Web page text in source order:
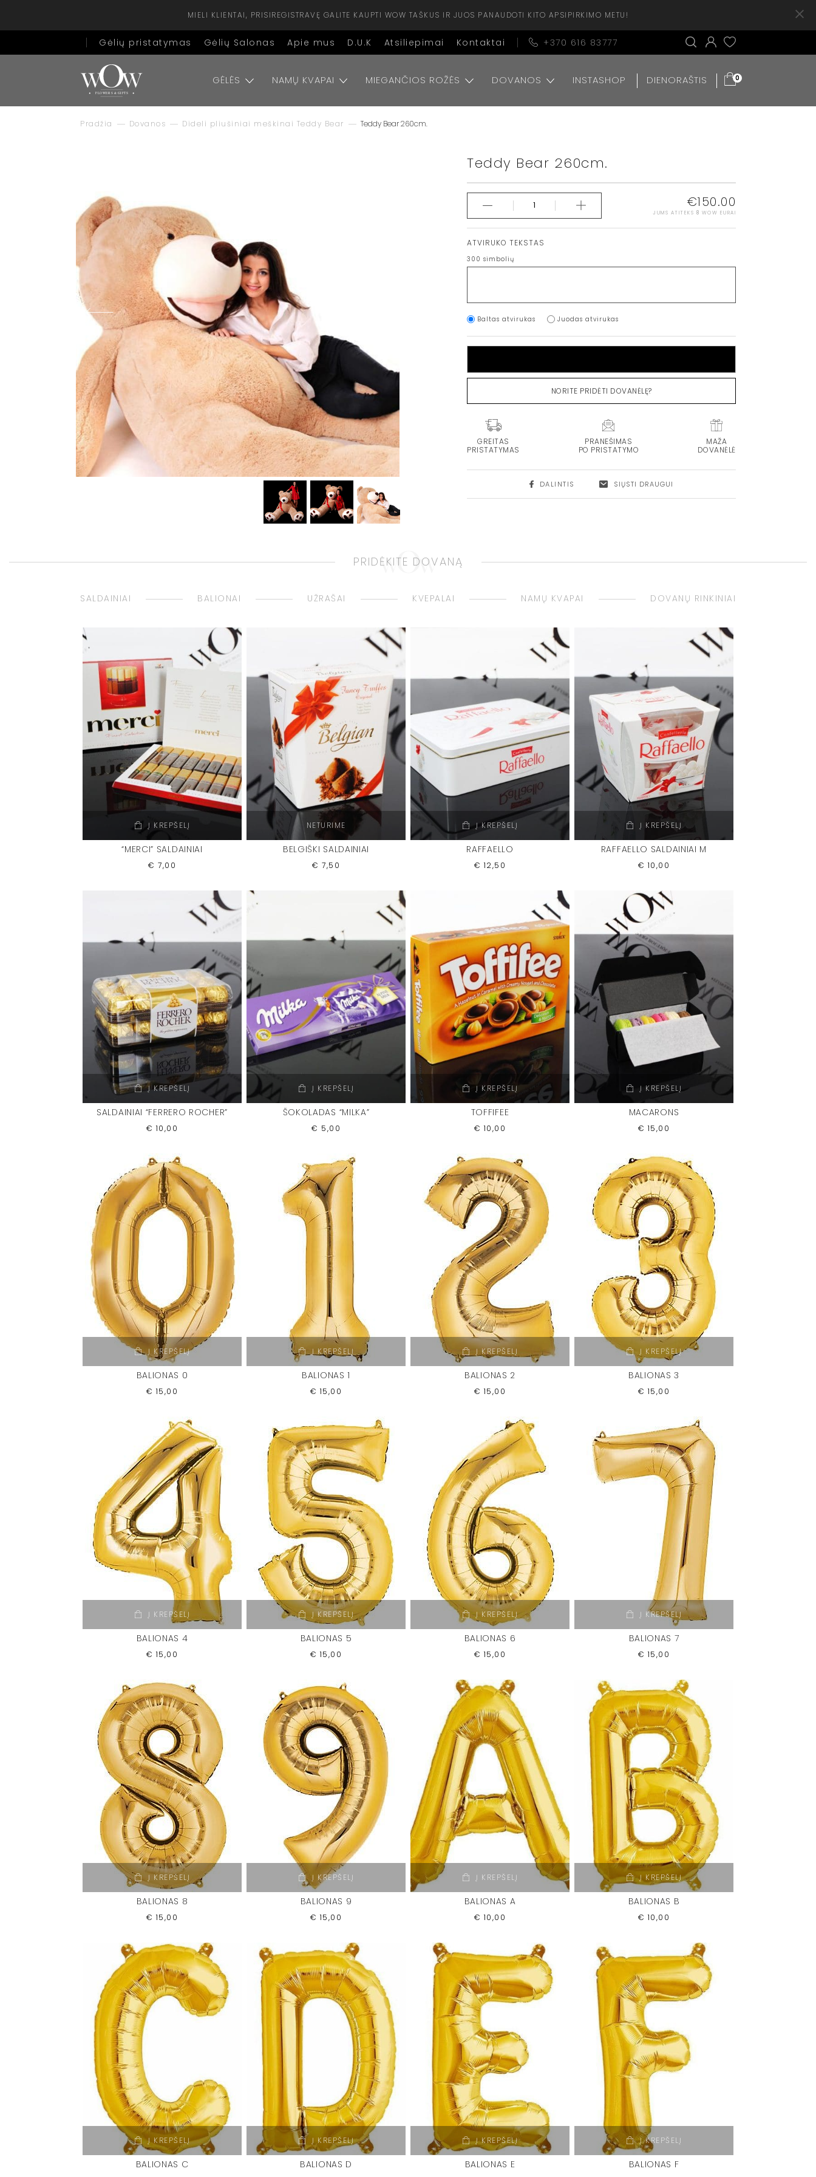
MIELI KLIENTAI, PRISIREGISTRAVĘ GALITE KAUPTI WOW TAŠKUS IR JUOS PANAUDOTI KITO APSIPIRKIMO METU!
Gėlių pristatymas Gėlių Salonas Apie mus D.U.K Atsiliepimai Kontaktai +370 616 83777
GĖLĖS NAMŲ KVAPAI MIEGANČIOS ROŽĖS DOVANOS INSTASHOP DIENORAŠTIS 0
Pradžia Dovanos Dideli pliušiniai meškinai Teddy Bear Teddy Bear 260cm.
Teddy Bear 260cm.
€150.00
JUMS ATITEKS 8 WOW EURAI
ATVIRUKO TEKSTAS
300 simbolių
Baltas atvirukas Juodas atvirukas
NORITE PRIDĖTI DOVANĖLĘ?
GREITAS
PRISTATYMAS
PRANEŠIMAS
PO PRISTATYMO
MAŽA
DOVANĖLĖ
DALINTIS SIŲSTI DRAUGUI
PRIDĖKITE DOVANĄ
SALDAINIAI BALIONAI UŽRAŠAI KVEPALAI NAMŲ KVAPAI DOVANŲ RINKINIAI
Į KREPŠELĮ
“MERCI” SALDAINIAI
€ 7,00
NETURIME
BELGIŠKI SALDAINIAI
€ 7,50
Į KREPŠELĮ
RAFFAELLO
€ 12,50
Į KREPŠELĮ
RAFFAELLO SALDAINIAI M
€ 10,00
Į KREPŠELĮ
SALDAINIAI “FERRERO ROCHER”
€ 10,00
Į KREPŠELĮ
ŠOKOLADAS “MILKA”
€ 5,00
Į KREPŠELĮ
TOFFIFEE
€ 10,00
Į KREPŠELĮ
MACARONS
€ 15,00
Į KREPŠELĮ
BALIONAS 0
€ 15,00
Į KREPŠELĮ
BALIONAS 1
€ 15,00
Į KREPŠELĮ
BALIONAS 2
€ 15,00
Į KREPŠELĮ
BALIONAS 3
€ 15,00
Į KREPŠELĮ
BALIONAS 4
€ 15,00
Į KREPŠELĮ
BALIONAS 5
€ 15,00
Į KREPŠELĮ
BALIONAS 6
€ 15,00
Į KREPŠELĮ
BALIONAS 7
€ 15,00
Į KREPŠELĮ
BALIONAS 8
€ 15,00
Į KREPŠELĮ
BALIONAS 9
€ 15,00
Į KREPŠELĮ
BALIONAS A
€ 10,00
Į KREPŠELĮ
BALIONAS B
€ 10,00
Į KREPŠELĮ
BALIONAS C
Į KREPŠELĮ
BALIONAS D
Į KREPŠELĮ
BALIONAS E
Į KREPŠELĮ
BALIONAS F